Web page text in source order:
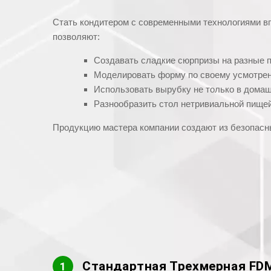
Стать кондитером с современными технологиями
позволяют:
Создавать сладкие сюрпризы на разные
Моделировать форму по своему
Использовать вырубку не только в
Разнообразить стол нетривиальной
Продукцию мастера компании создают из
1 Стандартная Трехмерная